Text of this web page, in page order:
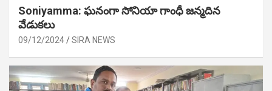
Soniyamma: ఘ‌నంగా సోనియా గాంధీ జ‌న్మ‌దిన
వేడుక‌లు
09/12/2024 SIRA NEWS